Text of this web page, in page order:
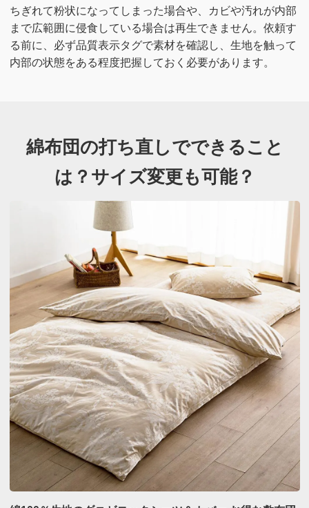
ちぎれて粉状になってしまった場合や、カビや汚れが内部
まで広範囲に侵食している場合は再生できません。依頼す
る前に、必ず品質表示タグで素材を確認し、生地を触って
内部の状態をある程度把握しておく必要があります。
綿布団の打ち直しでできること
は？ サイズ変更も可能？